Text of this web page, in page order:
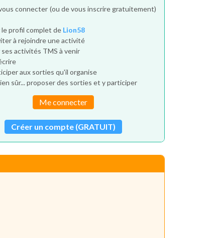
connecter (ou de vous inscrire gratuitement)
le profil complet de Lion58
à rejoindre une activité
ses activités TMS à venir
aux sorties qu'il organise
sûr... proposer des sorties et y participer
Me connecter
Créer un compte (GRATUIT)